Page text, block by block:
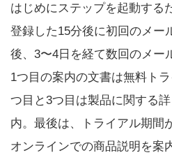
はじめにステップを起動する
登録した15分後に初回のメー
後、3〜4日を経て数回のメー
1つ目の案内の文書は無料ト
つ目と3つ目は製品に関する
内。最後は、トライアル期間
オンラインでの商品説明を案